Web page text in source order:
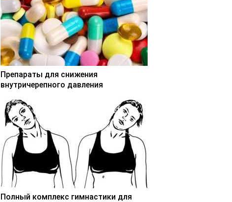
Препараты для снижения
внутричерепного давления
Полный комплекс гимнастики для